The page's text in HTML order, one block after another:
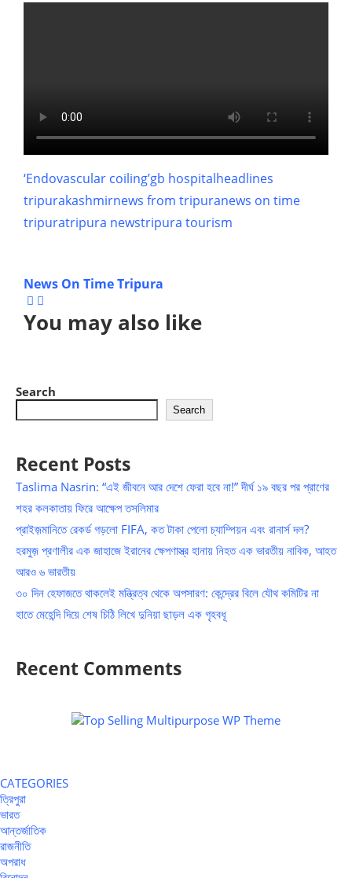
‘Endovascular coiling’gb hospitalheadlines
tripurakashmirnews from tripuranews on time
tripuratripura newstripura tourism
News On Time Tripura
You may also like
Search
Search
Recent Posts
Taslima Nasrin: “এই জীবনে আর দেশে ফেরা হবে না!” দীর্ঘ ১৯ বছর পর প্রাণের
শহর কলকাতায় ফিরে আক্ষেপ তসলিমার
প্রাইজ়মানিতে রেকর্ড গড়লো FIFA, কত টাকা পেলো চ্যাম্পিয়ন এবং রানার্স দল?
হরমুজ় প্রণালীর এক জাহাজে ইরানের ক্ষেপণাস্ত্র হানায় নিহত এক ভারতীয় নাবিক, আহত
আরও ৬ ভারতীয়
৩০ দিন হেফাজতে থাকলেই মন্ত্রিত্ব থেকে অপসারণ: কেন্দ্রের বিলে যৌথ কমিটির না
হাতে মেহেন্দি দিয়ে শেষ চিঠি লিখে দুনিয়া ছাড়ল এক গৃহবধূ
Recent Comments
CATEGORIES
ত্রিপুরা
ভারত
আন্তর্জাতিক
রাজনীতি
অপরাধ